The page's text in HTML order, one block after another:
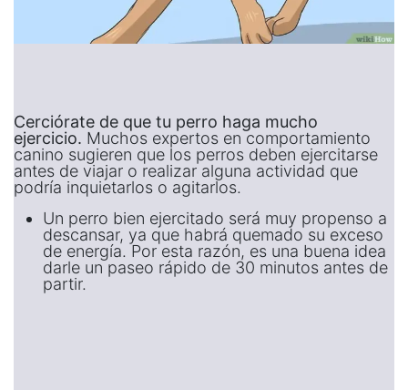
Cerciórate de que tu perro haga mucho
ejercicio. Muchos expertos en comportamiento
canino sugieren que los perros deben ejercitarse
antes de viajar o realizar alguna actividad que
podría inquietarlos o agitarlos.
Un perro bien ejercitado será muy propenso a
descansar, ya que habrá quemado su exceso
de energía. Por esta razón, es una buena idea
darle un paseo rápido de 30 minutos antes de
partir.